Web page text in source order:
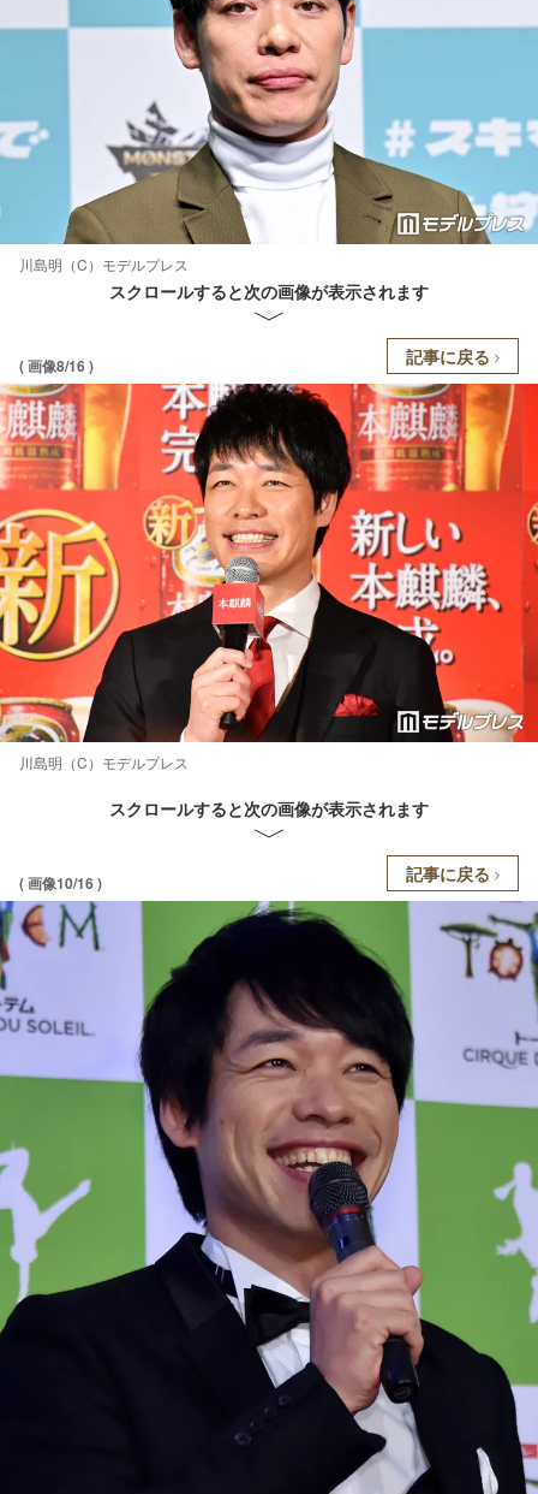
川島明（C）モデルプレス
スクロールすると次の画像が表示されます
( 画像8/16 ) 記事に戻る
川島明（C）モデルプレス
スクロールすると次の画像が表示されます
( 画像10/16 ) 記事に戻る